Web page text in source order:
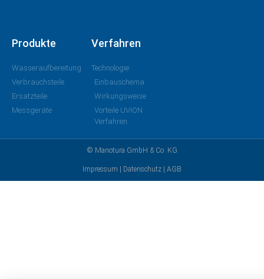
Produkte
Wasseraufbereitung
Verbrauchsteile
Ersatzteile
Messgeräte
Verfahren
Technologie
Einbauschema
Wirkungsweise
Vorteile UVION
Verfahren
© Manotura GmbH & Co. KG
Impressum | Datenschutz | AGB